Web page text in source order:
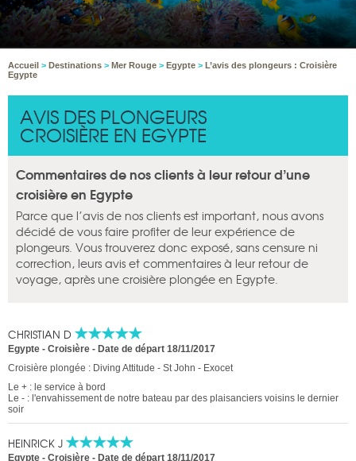
Accueil > Destinations > Mer Rouge > Egypte > L’avis des plongeurs : Croisière
Egypte
AVIS DES PLONGEURS
CROISIÈRE EN EGYPTE
Commentaires de nos clients à leur retour d’une
croisière en Egypte
Parce que l’avis de nos clients est important, nous avons
décidé de vous faire profiter de leur expérience de
plongeurs. Vous trouverez donc exposé, sans censure ni
correction, leurs avis et commentaires à leur retour de
voyage, après une croisière plongée en Egypte.
CHRISTIAN D
Egypte - Croisière - Date de départ 18/11/2017
Croisière plongée : Diving Attitude - St John - Exocet
Le + : le service à bord
Le - : l'envahissement de notre bateau par des plaisanciers voisins le dernier
soir
HEINRICK J
Egypte - Croisière - Date de départ 18/11/2017